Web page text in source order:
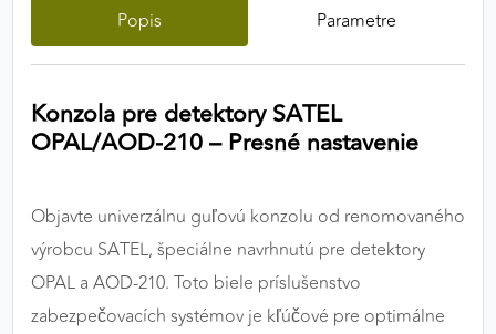
Popis Parametre
Konzola pre detektory SATEL
OPAL/AOD-210 – Presné nastavenie
Objavte univerzálnu guľovú konzolu od renomovaného
výrobcu SATEL, špeciálne navrhnutú pre detektory
OPAL a AOD-210. Toto biele príslušenstvo
zabezpečovacích systémov je kľúčové pre optimálne
výkon a funkčnosť našich stránok.
Poskytovateľ: Google
MARKETINGOVÉ COOKIES
Marketingové cookies sa používajú na sledovanie
správania používateľov naprieč webovými
stránkami. Umožňujú nám a našim partnerom
zobrazovať cielenú a relevantnú reklamu, a to na